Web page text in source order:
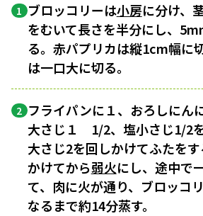
1 ブロッコリーは小房に分け、
をむいて長さを半分にし、
る。赤パプリカは縦1cm幅に
は一口大に切る。
2 フライパンに１、おろしにん
大さじ１ 1/2、塩小さじ1/2
大さじ2を回しかけてふたをす
かけてから弱火にし、途中で
て、肉に火が通り、ブロッコ
なるまで約14分蒸す。